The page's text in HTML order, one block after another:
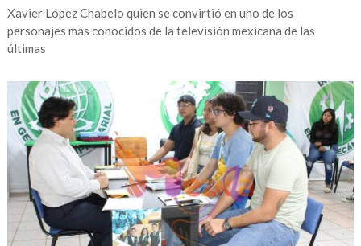
Xavier López Chabelo quien se convirtió en uno de los
personajes más conocidos de la televisión mexicana de las
últimas